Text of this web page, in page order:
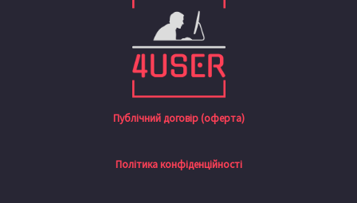
Публічний договір (оферта)
Політика конфіденційності